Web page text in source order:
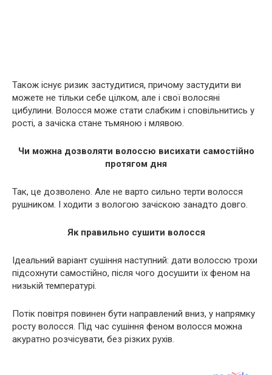
Також існує ризик застудитися, причому застудити ви
можете не тільки себе цілком, але і свої волосяні
цибулини. Волосся може стати слабким і сповільнитись у
рості, а зачіска стане тьмяною і млявою.
Чи можна дозволяти волоссю висихати самостійно
протягом дня
Так, це дозволено. Але не варто сильно терти волосся
рушником. І ходити з вологою зачіскою занадто довго.
Як правильно сушити волосся
Ідеальний варіант сушіння наступний: дати волоссю трохи
підсохнути самостійно, після чого досушити їх феном на
низькій температурі.
Потік повітря повинен бути направлений вниз, у напрямку
росту волосся. Під час сушіння феном волосся можна
акуратно розчісувати, без різких рухів.